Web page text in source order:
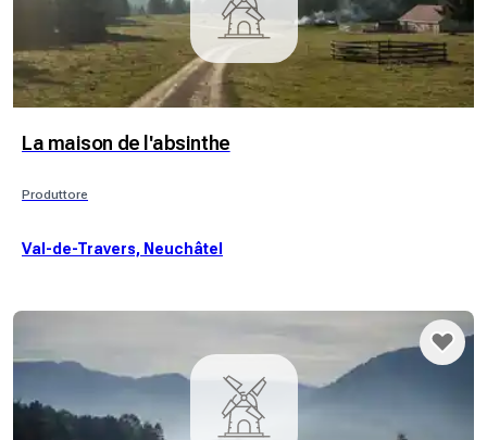
La maison de l'absinthe
Produttore
Val-de-Travers, Neuchâtel